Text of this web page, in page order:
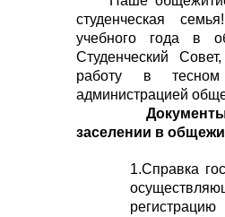
студенческая
учебного года в
Студенческий
работу в тесном
администрацией
Документы,
заселении в
1.Справка